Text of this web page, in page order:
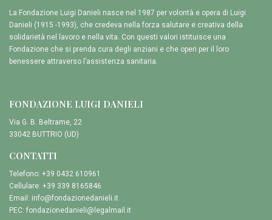
La Fondazione Luigi Danieli nasce nel 1987 per volontà e opera di Luigi
Danieli (1915 -1993), che credeva nella forza salutare e creativa della
solidarietà nel lavoro e nella vita. Con questi valori istituisce una
Fondazione che si prenda cura degli anziani e che operi per il loro
benessere attraverso l’assistenza sanitaria.
FONDAZIONE LUIGI DANIELI
Via G. B. Beltrame, 22
33042 BUTTRIO (UD)
CONTATTI
Telefono: +39 0432 610961
Cellulare: +39 339 8165846
Email: info@fondazionedanieli.it
PEC: fondazionedanieli@legalmail.it